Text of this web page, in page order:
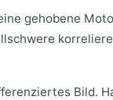
gehobene
Bild.